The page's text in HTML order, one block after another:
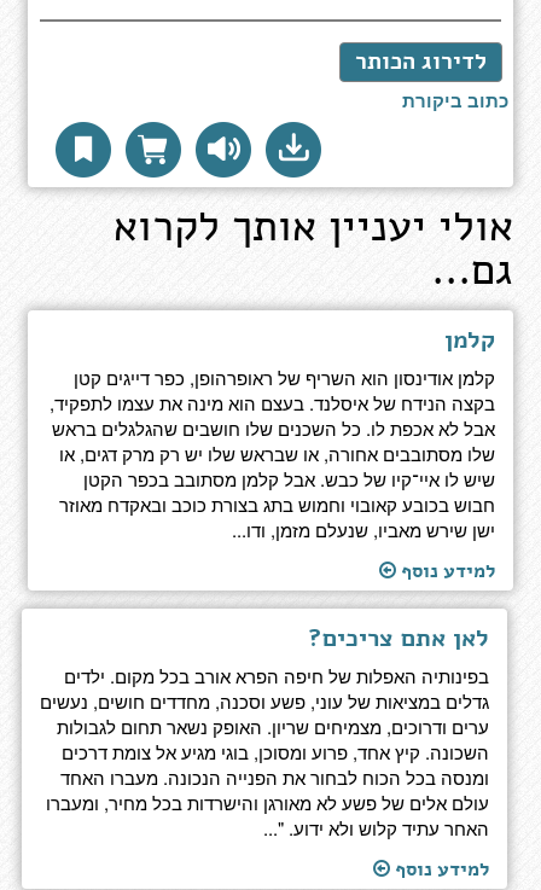
לדירוג הכותר
כתוב ביקורת
אולי יעניין אותך לקרוא
גם...
קלמן
קלמן אודינסון הוא השריף של ראופרהופן, כפר דייגים קטן
בקצה הנידח של איסלנד. בעצם הוא מינה את עצמו לתפקיד,
אבל לא אכפת לו. כל השכנים שלו חושבים שהגלגלים בראש
שלו מסתובבים אחורה, או שבראש שלו יש רק מרק דגים, או
שיש לו איי־קיו של כבש. אבל קלמן מסתובב בכפר הקטן
חבוש בכובע קאובוי וחמוש בתג בצורת כוכב ובאקדח מאוזר
ישן שירש מאביו, שנעלם מזמן, ודו...
למידע נוסף
לאן אתם צריכים?
בפינותיה האפלות של חיפה הפרא אורב בכל מקום. ילדים
גדלים במציאות של עוני, פשע וסכנה, מחדדים חושים, נעשים
ערים ודרוכים, מצמיחים שריון. האופק נשאר תחום לגבולות
השכונה. קיץ אחד, פרוע ומסוכן, בוגי מגיע אל צומת דרכים
ומנסה בכל הכוח לבחור את הפנייה הנכונה. מעברו האחד
עולם אלים של פשע לא מאורגן והישרדות בכל מחיר, ומעברו
האחר עתיד קלוש ולא ידוע. "...
למידע נוסף